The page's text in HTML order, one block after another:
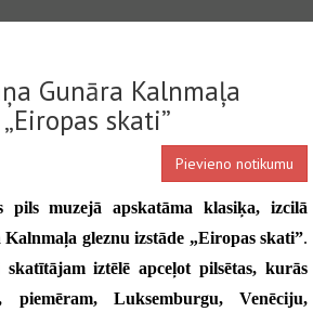
Gunāra Kalnmaļa
skati”
Pievieno notikumu
pils muzejā apskatāma klasiķa, izcilā
gleznu izstāde „Eiropas skati”.
iztēlē apceļot pilsētas, kurās
piemēram, Luksemburgu, Venēciju,